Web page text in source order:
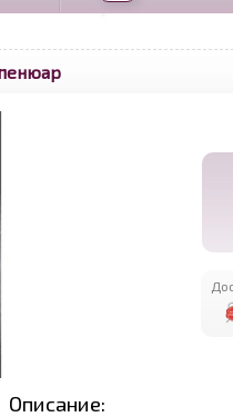
Описание: